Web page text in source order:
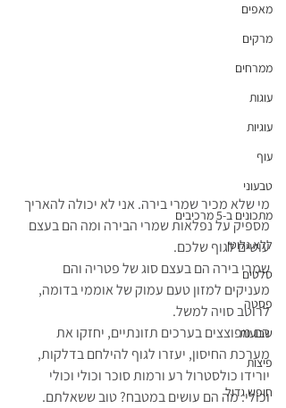
מאפים
מרקים
ממרחים
עוגות
עוגיות
עוף
טבעוני
מתכונים ב-5 מרכיבים
ללא גלוטן
סלטים
פסטה
שבועות
פיצות
חופש גדול
מי שלא מכיר שמרי בירה. אני לא יכולה להאריך
מספיק על נפלאות שמרי הבירה ומה הם בעצם
עושים לגוף שלכם.
שמרי בירה הם בעצם סוג של פטריה והם
מעניקים למזון טעם עמוק של אוממי בדומה,
לרוטב סויה למשל.
הם מפוצצים בערכים תזונתיים, יחזקו את
מערכת החיסון, יעזרו לגוף להילחם בדלקות,
יורידו כולסטרול רע ורמות סוכר וכולי וכולי
וכולי. מה הם עושים במטבח? טוב ששאלתם.